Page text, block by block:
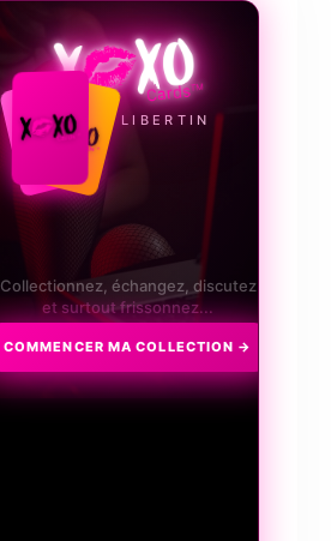
LE JEU LIBERTIN
Collectionnez, échangez, discutez
et surtout frissonnez...
COMMENCER MA COLLECTION →